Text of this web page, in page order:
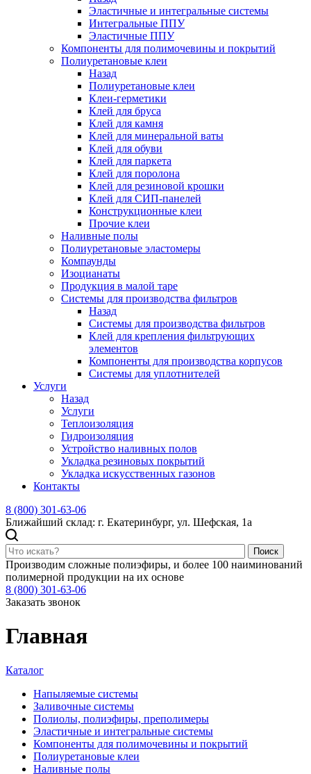
Эластичные и интегральные системы
Интегральные ППУ
Эластичные ППУ
Компоненты для полимочевины и покрытий
Полиуретановые клеи
Назад
Полиуретановые клеи
Клеи-герметики
Клей для бруса
Клей для камня
Клей для минеральной ваты
Клей для обуви
Клей для паркета
Клей для поролона
Клей для резиновой крошки
Клей для СИП-панелей
Конструкционные клеи
Прочие клеи
Наливные полы
Полиуретановые эластомеры
Компаунды
Изоцианаты
Продукция в малой таре
Системы для производства фильтров
Назад
Системы для производства фильтров
Клей для крепления фильтрующих
элементов
Компоненты для производства корпусов
Системы для уплотнителей
Услуги
Назад
Услуги
Теплоизоляция
Гидроизоляция
Устройство наливных полов
Укладка резиновых покрытий
Укладка искусственных газонов
Контакты
8 (800) 301-63-06
Ближайший склад: г. Екатеринбург, ул. Шефская, 1а
Поиск
Производим сложные полиэфиры, и более 100 наиминований
полимерной продукции на их основе
8 (800) 301-63-06
Заказать звонок
Главная
Каталог
Напыляемые системы
Заливочные системы
Полиолы, полиэфиры, преполимеры
Эластичные и интегральные системы
Компоненты для полимочевины и покрытий
Полиуретановые клеи
Наливные полы